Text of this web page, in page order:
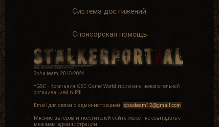
Система достижений
Спонсорская помощь
SpAa team 2010-2024
*GSC - Компания GSC Game World признана нежелательной
организацией в РФ.
Email для связи с администрацией: spaateam12@gmail.com
Мнение авторов и посетителей сайта может не совпадать с
мнением администрации.